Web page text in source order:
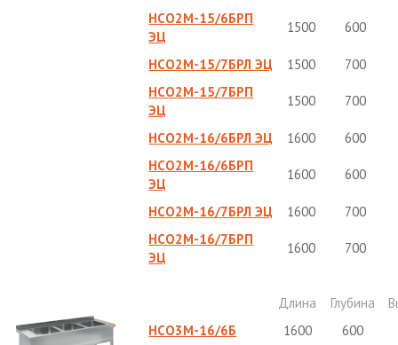
НСО2М-15/6БРП
ЭЦ
1500 600
НСО2М-15/7БРЛ ЭЦ 1500
700
НСО2М-15/7БРП
ЭЦ
1500 700
НСО2М-16/6БРЛ ЭЦ 1600
600
НСО2М-16/6БРП
ЭЦ
1600 600
НСО2М-16/7БРЛ ЭЦ 1600
700
НСО2М-16/7БРП
ЭЦ
1600 700
Длина Глубина
НСО3М-16/6Б
1600
600